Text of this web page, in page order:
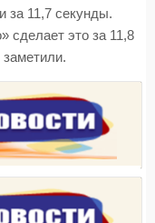
за 11,7 секунды.
сделает это за 11,8